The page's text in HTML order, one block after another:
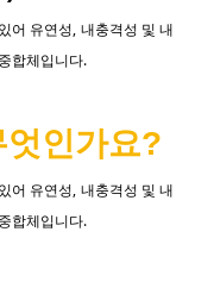
어 유연성, 내충격성 및 내
합체입니다.
인가요?
어 유연성, 내충격성 및 내
합체입니다.